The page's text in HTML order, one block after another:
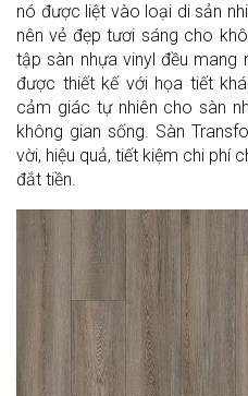
nó được liệt vào loại di sản
nên vẻ đẹp tươi sáng cho
tập sàn nhựa vinyl đều
được thiết kế với họa tiết
cảm giác tự nhiên cho sàn
không gian sống. Sàn
vời, hiệu quả, tiết kiệm chi phí
đắt tiền.